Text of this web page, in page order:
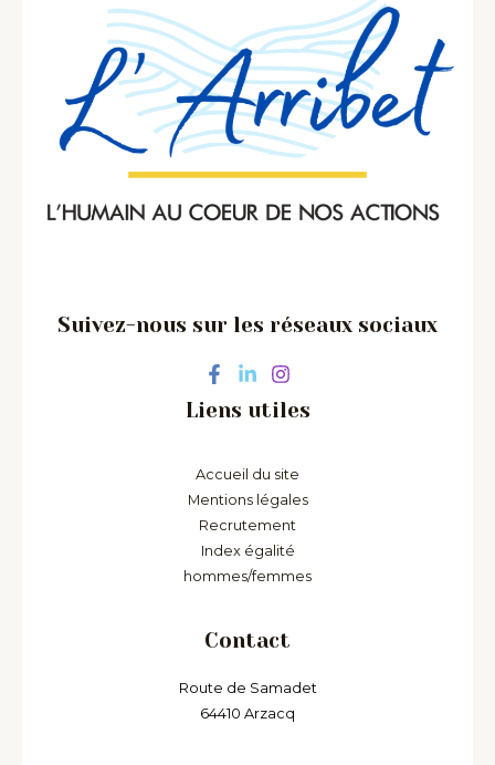
Suivez-nous sur les réseaux sociaux
Liens utiles
Accueil du site
Mentions légales
Recrutement
Index égalité
hommes/femmes
Contact
Route de Samadet
64410 Arzacq